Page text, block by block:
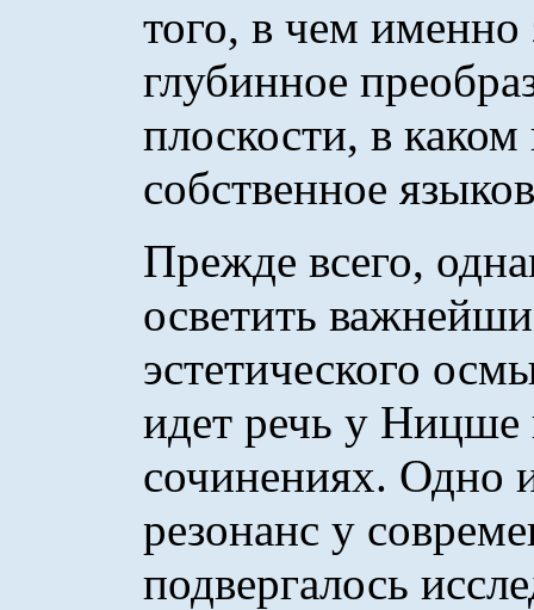
того, в чем именно
глубинное
плоскости, в
собственное
Прежде всего,
осветить
эстетического
идет речь у Ницше
сочинениях. Одно
резонанс у
подвергалось